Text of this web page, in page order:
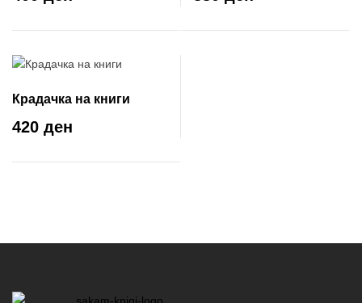
Крадачка на книги
420 ден